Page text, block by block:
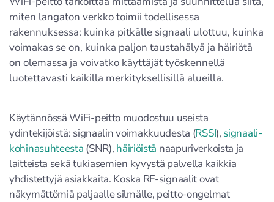
miten langaton verkko toimii todellisessa
rakennuksessa: kuinka pitkälle signaali ulottuu, kuinka
voimakas se on, kuinka paljon taustahälyä ja häiriötä
on olemassa ja voivatko käyttäjät työskennellä
luotettavasti kaikilla merkityksellisillä alueilla.
Käytännössä WiFi-peitto muodostuu useista
ydintekijöistä: signaalin voimakkuudesta (RSSI), signaali-
kohinasuhteesta (SNR), häiriöistä naapuriverkoista ja
laitteista sekä tukiasemien kyvystä palvella kaikkia
yhdistettyjä asiakkaita. Koska RF-signaalit ovat
näkymättömiä paljaalle silmälle, peitto-ongelmat